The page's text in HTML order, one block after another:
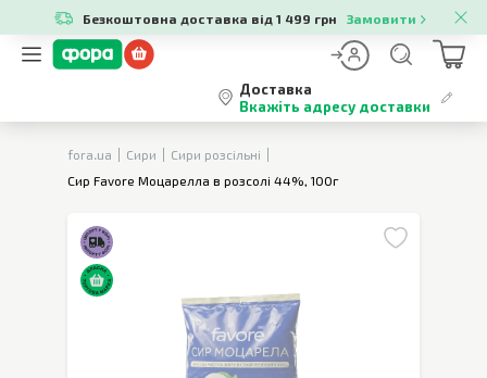
Безкоштовна доставка від 1 499 грн Замовити
Доставка
Вкажіть адресу доставки
fora.ua Сири
Сири розсільні
Сир Favore Моцарелла в розсолі 44%, 100г